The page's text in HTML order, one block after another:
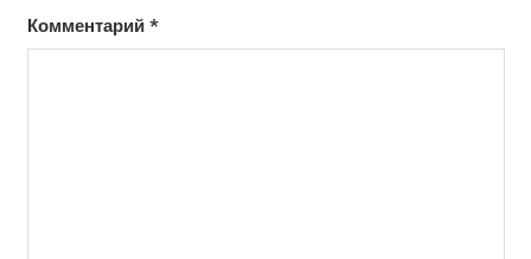
Комментарий *